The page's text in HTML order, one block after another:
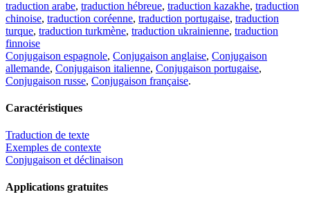
traduction arabe, traduction hébreue, traduction kazakhe, traduction
chinoise, traduction coréenne, traduction portugaise, traduction
turque, traduction turkmène, traduction ukrainienne, traduction
finnoise
Conjugaison espagnole, Conjugaison anglaise, Conjugaison
allemande, Conjugaison italienne, Conjugaison portugaise,
Conjugaison russe, Conjugaison française.
Caractéristiques
Traduction de texte
Exemples de contexte
Conjugaison et déclinaison
Applications gratuites